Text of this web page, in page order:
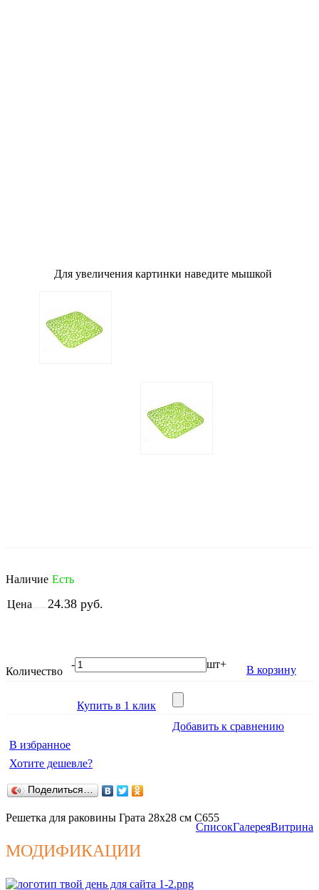
Для увеличения картинки наведите мышкой
Наличие Есть
Цена 24.38 руб.
Количество
- шт+ В корзину
Купить в 1 клик
Добавить к сравнению
В избранное
Хотите дешевле?
Поделиться…
Решетка для раковины Грата 28х28 см С655
МОДИФИКАЦИИ
СписокГалереяВитрина